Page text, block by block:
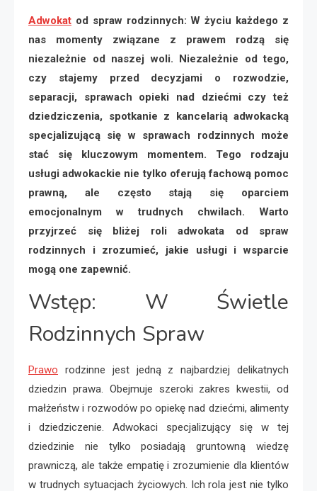
Adwokat od spraw rodzinnych:W życiu każdego z
nas momenty związane z prawem rodzą się
niezależnie od naszej woli. Niezależnie od tego,
czy stajemy przed decyzjami o rozwodzie,
separacji, sprawach opieki nad dziećmi czy też
dziedziczenia, spotkanie z kancelarią adwokacką
specjalizującą się w sprawach rodzinnych może
stać się kluczowym momentem. Tego rodzaju
usługi adwokackie nie tylko oferują fachową pomoc
prawną, ale często stają się oparciem
emocjonalnym w trudnych chwilach. Warto
przyjrzeć się bliżej roli adwokata od spraw
rodzinnych i zrozumieć, jakie usługi i wsparcie
mogą one zapewnić.
Wstęp: W Świetle
Rodzinnych Spraw
Prawo rodzinne jest jedną z najbardziej delikatnych
dziedzin prawa. Obejmuje szeroki zakres kwestii, od
małżeństw i rozwodów po opiekę nad dziećmi, alimenty
i dziedziczenie. Adwokaci specjalizujący się w tej
dziedzinie nie tylko posiadają gruntowną wiedzę
prawniczą, ale także empatię i zrozumienie dla klientów
w trudnych sytuacjach życiowych. Ich rola jest nie tylko